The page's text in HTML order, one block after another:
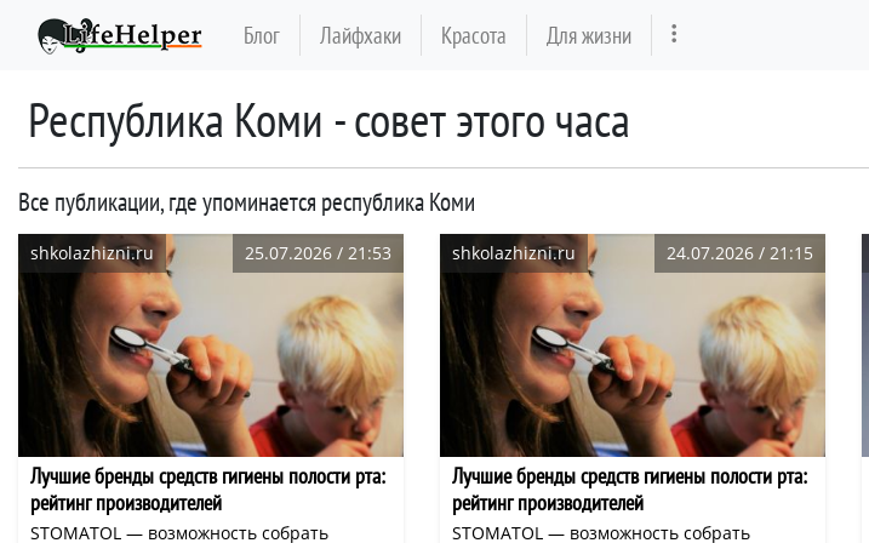
Блог Лайфхаки Красота Для жизни
республика Коми - совет этого часа
Все публикации, где упоминается республика Коми
shkolazhizni.ru 25.07.2026 / 21:53
Лучшие бренды средств гигиены полости рта:
рейтинг производителей
STOMATOL — возможность собрать
shkolazhizni.ru 24.07.2026 / 21:15
Лучшие бренды средств гигиены полости рта:
рейтинг производителей
STOMATOL — возможность собрать